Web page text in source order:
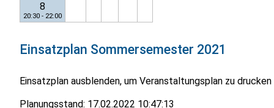
8
20:30 - 22:00
Einsatzplan Sommersemester 2021
Einsatzplan ausblenden, um Veranstaltungsplan zu drucken
Planungsstand: 17.02.2022 10:47:13